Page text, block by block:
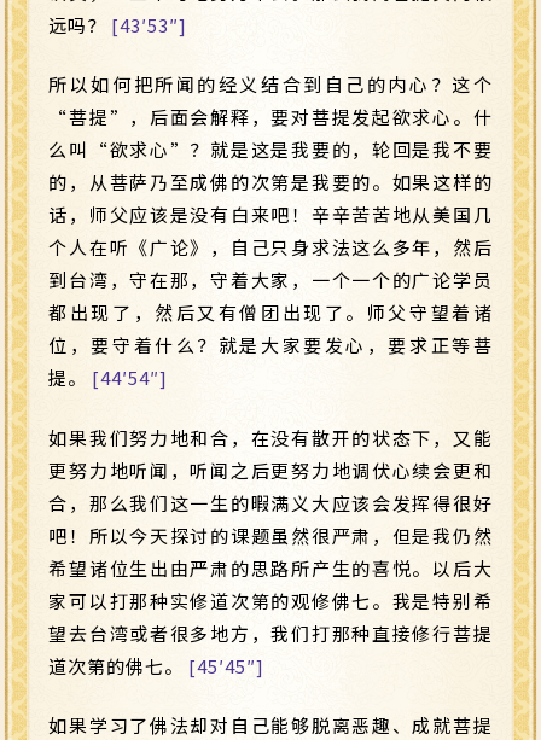
远吗？ [43′53″]
所以如何把所闻的经义结合到自己的内心？这个
“菩提”，后面会解释，要对菩提发起欲求心。什
么叫“欲求心”？就是这是我要的，轮回是我不要
的，从菩萨乃至成佛的次第是我要的。如果这样的
话，师父应该是没有白来吧！辛辛苦苦地从美国几
个人在听《广论》，自己只身求法这么多年，然后
到台湾，守在那，守着大家，一个一个的广论学员
都出现了，然后又有僧团出现了。师父守望着诸
位，要守着什么？就是大家要发心，要求正等菩
提。 [44′54″]
如果我们努力地和合，在没有散开的状态下，又能
更努力地听闻，听闻之后更努力地调伏心续会更和
合，那么我们这一生的暇满义大应该会发挥得很好
吧！所以今天探讨的课题虽然很严肃，但是我仍然
希望诸位生出由严肃的思路所产生的喜悦。以后大
家可以打那种实修道次第的观修佛七。我是特别希
望去台湾或者很多地方，我们打那种直接修行菩提
道次第的佛七。 [45′45″]
如果学习了佛法却对自己能够脱离恶趣、成就菩提